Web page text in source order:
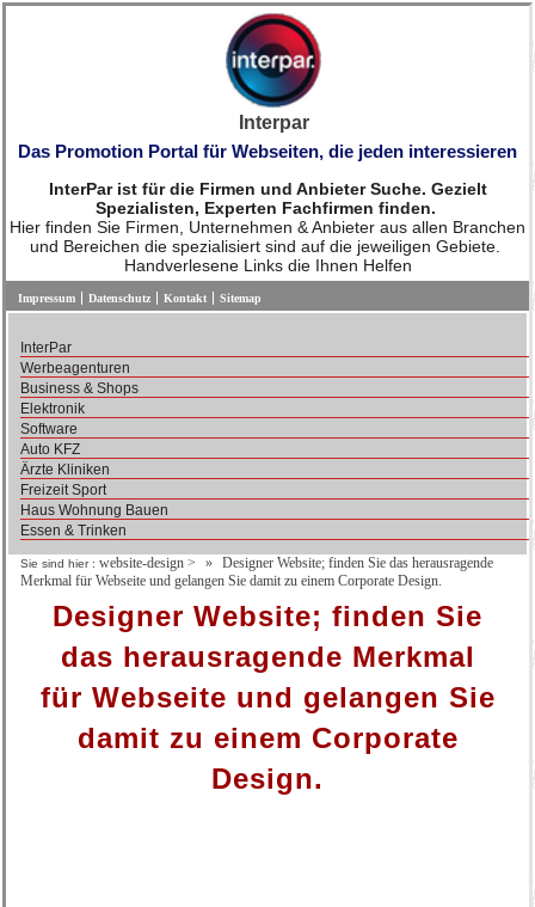
Interpar
Das Promotion Portal für Webseiten, die jeden interessieren
InterPar ist für die Firmen und Anbieter Suche. Gezielt
Spezialisten, Experten Fachfirmen finden.
Hier finden Sie Firmen, Unternehmen & Anbieter aus allen Branchen
und Bereichen die spezialisiert sind auf die jeweiligen Gebiete.
Handverlesene Links die Ihnen Helfen
Impressum Datenschutz Kontakt Sitemap
InterPar
Werbeagenturen
Business & Shops
Elektronik
Software
Auto KFZ
Ärzte Kliniken
Freizeit Sport
Haus Wohnung Bauen
Essen & Trinken
Sie sind hier : website-design >
Designer Website; finden Sie das herausragende
Merkmal für Webseite und gelangen Sie damit zu einem Corporate Design.
Designer Website; finden Sie
das herausragende Merkmal
für Webseite und gelangen Sie
damit zu einem Corporate
Design.